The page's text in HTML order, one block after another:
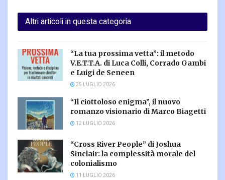
Altri articoli in questa categoria
“La tua prossima vetta”: il metodo
V.E.T.T.A. di Luca Colli, Corrado Gambi
e Luigi de Seneen
25 LUGLIO 2026
“Il ciottoloso enigma”, il nuovo
romanzo visionario di Marco Biagetti
12 LUGLIO 2026
“Cross River People” di Joshua
Sinclair: la complessità morale del
colonialismo
11 LUGLIO 2026